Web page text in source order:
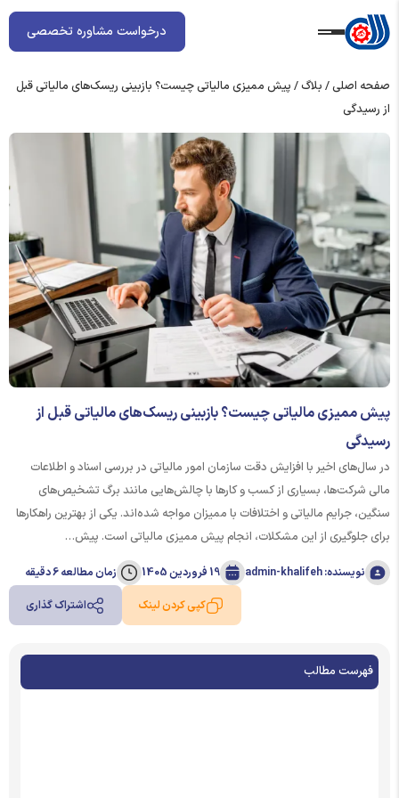
درخواست مشاوره تخصصی
صفحه اصلی/ بلاگ/ پیش ممیزی مالیاتی چیست؟ بازبینی ریسک‌های مالیاتی قبل
از رسیدگی
پیش ممیزی مالیاتی چیست؟ بازبینی ریسک‌های مالیاتی قبل از
رسیدگی
در سال‌های اخیر با افزایش دقت سازمان امور مالیاتی در بررسی اسناد و اطلاعات
مالی شرکت‌ها، بسیاری از کسب ‌و کارها با چالش‌هایی مانند برگ تشخیص‌های
سنگین، جرایم مالیاتی و اختلافات با ممیزان مواجه شده‌اند. یکی از بهترین راهکارها
برای جلوگیری از این مشکلات، انجام پیش ممیزی مالیاتی است. پیش…
نویسنده: admin-khalifeh 19 فروردین 1405 زمان مطالعه 6 دقیقه
اشتراک گذاری کپی کردن لینک
فهرست مطالب